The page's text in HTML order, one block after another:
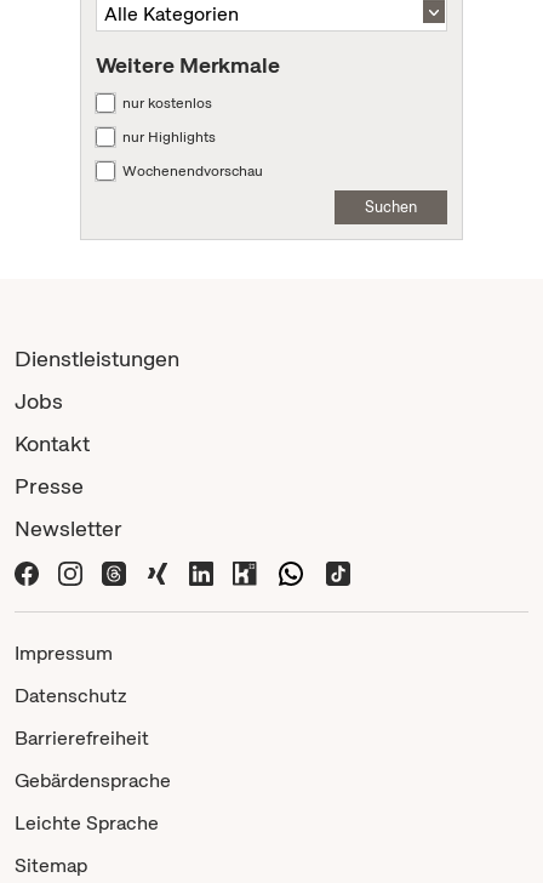
Weitere Merkmale
nur kostenlos
nur Highlights
Wochenendvorschau
Suchen
Dienstleistungen
Jobs
Kontakt
Presse
Newsletter
Impressum
Datenschutz
Barrierefreiheit
Gebärdensprache
Leichte Sprache
Sitemap